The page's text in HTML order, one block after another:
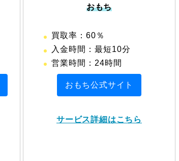
おもち
買取率：60％
入金時間：最短10分
営業時間：24時間
おもち公式サイト
サービス詳細はこちら